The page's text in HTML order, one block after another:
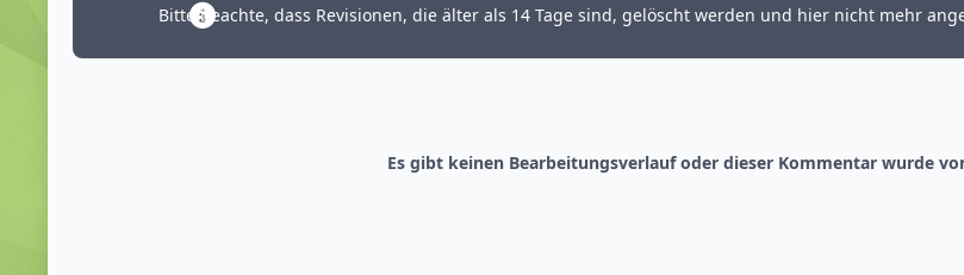
Bitte beachte, dass Revisionen, die älter als 14 Tage sind, gelöscht werden und hier nicht mehr
Es gibt keinen Bearbeitungsverlauf oder dieser Kommentar wurde